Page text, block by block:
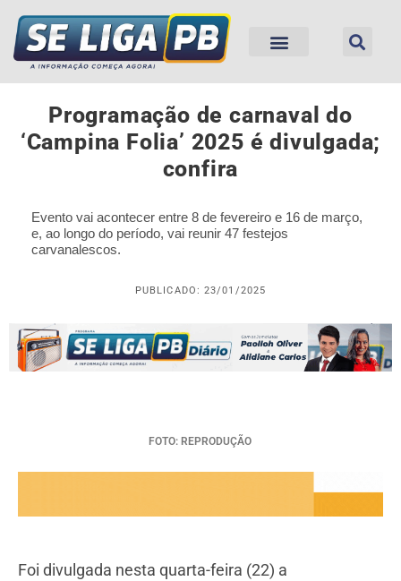
Programação de carnaval do
‘Campina Folia’ 2025 é divulgada;
confira
Evento vai acontecer entre 8 de fevereiro e 16 de março,
e, ao longo do período, vai reunir 47 festejos
carvanalescos.
PUBLICADO: 23/01/2025
FOTO: REPRODUÇÃO
Foi divulgada nesta quarta-feira (22) a